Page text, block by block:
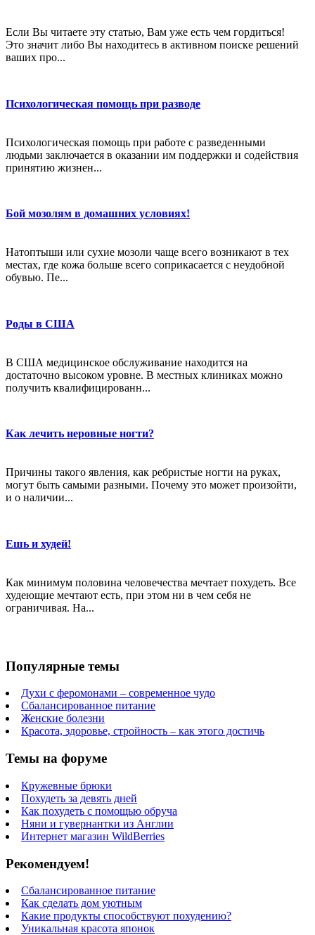
Если Вы читаете эту статью, Вам уже есть чем гордиться!
Это значит либо Вы находитесь в активном поиске решений
ваших про...
Психологическая помощь при разводе
Психологическая помощь при работе с разведенными
людьми заключается в оказании им поддержки и содействия
принятию жизнен...
Бой мозолям в домашних условиях!
Натоптыши или сухие мозоли чаще всего возникают в тех
местах, где кожа больше всего соприкасается с неудобной
обувью. Пе...
Роды в США
В США медицинское обслуживание находится на
достаточно высоком уровне. В местных клиниках можно
получить квалифицированн...
Как лечить неровные ногти?
Причины такого явления, как ребристые ногти на руках,
могут быть самыми разными. Почему это может произойти,
и о наличии...
Ешь и худей!
Как минимум половина человечества мечтает похудеть. Все
худеющие мечтают есть, при этом ни в чем себя не
ограничивая. На...
Популярные темы
Духи с феромонами – современное чудо
Сбалансированное питание
Женские болезни
Красота, здоровье, стройность – как этого достичь
Темы на форуме
Кружевные брюки
Похудеть за девять дней
Как похудеть с помощью обруча
Няни и гувернантки из Англии
Интернет магазин WildBerries
Рекомендуем!
Сбалансированное питание
Как сделать дом уютным
Какие продукты способствуют похудению?
Уникальная красота японок